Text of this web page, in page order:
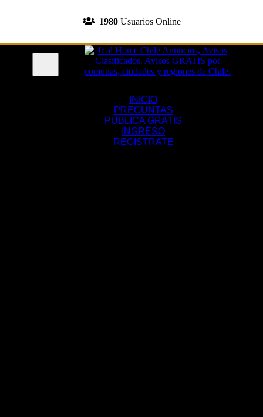
1980Usuarios Online
INICIO
PREGUNTAS
PUBLICA GRATIS
INGRESO
REGISTRATE